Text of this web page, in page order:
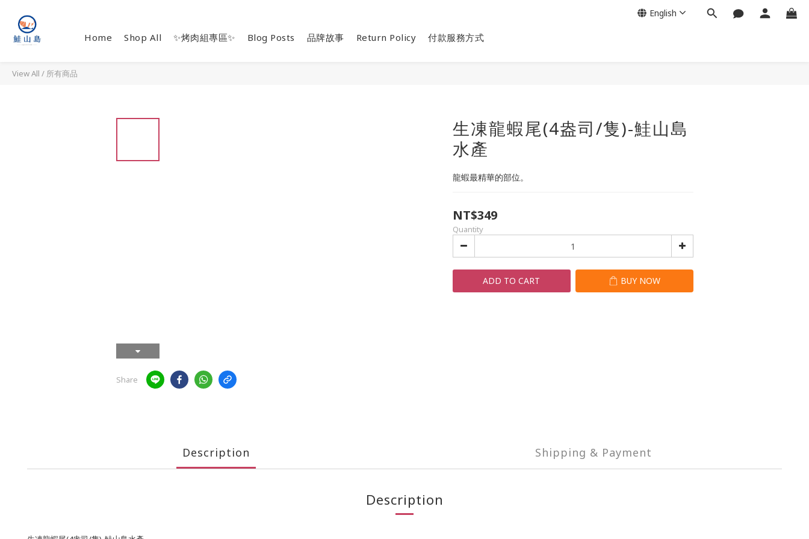
Home Shop All ✨烤肉組專區✨ Blog Posts 品牌故事 Return Policy 付款服務方式
English
View All / 所有商品
Share
生凍龍蝦尾(4盎司/隻)-鮭山島
水產
龍蝦最精華的部位。
NT$349
Quantity
ADD TO CART BUY NOW
Description Shipping & Payment
Description